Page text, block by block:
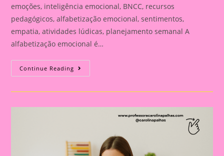
emoções, inteligência emocional, BNCC, recursos
pedagógicos, alfabetização emocional, sentimentos,
empatia, atividades lúdicas, planejamento semanal A
alfabetização emocional é…
Continue Reading 4
RECURSOS
PARA
NA